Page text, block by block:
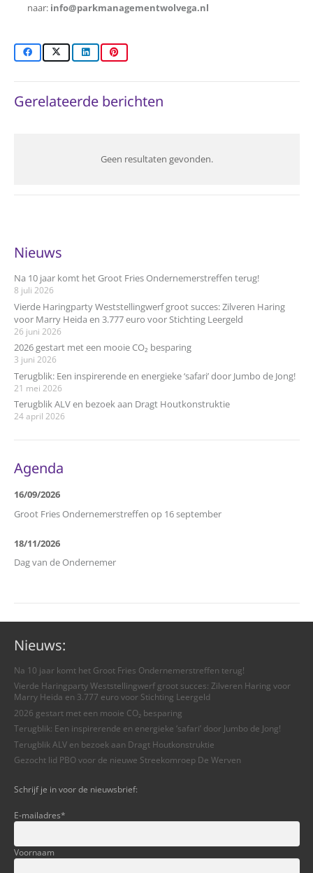
naar: info@parkmanagementwolvega.nl
Gerelateerde berichten
Geen resultaten gevonden.
Nieuws
Na 10 jaar komt het Groot Fries Ondernemerstreffen terug!
8 juli 2026
Vierde Haringparty Weststellingwerf groot succes: Zilveren Haring
voor Marry Heida en 3.777 euro voor Stichting Leergeld
26 juni 2026
2026 gestart met een mooie CO₂ besparing
3 juni 2026
Terugblik: Een inspirerende en energieke ‘safari’ door Jumbo de Jong!
21 mei 2026
Terugblik ALV en bezoek aan Dragt Houtkonstruktie
24 april 2026
Agenda
16/09/2026
Groot Fries Ondernemerstreffen op 16 september
18/11/2026
Dag van de Ondernemer
Nieuws:
Na 10 jaar komt het Groot Fries Ondernemerstreffen terug!
Vierde Haringparty Weststellingwerf groot succes: Zilveren Haring voor
Marry Heida en 3.777 euro voor Stichting Leergeld
2026 gestart met een mooie CO₂ besparing
Terugblik: Een inspirerende en energieke ‘safari’ door Jumbo de Jong!
Terugblik ALV en bezoek aan Dragt Houtkonstruktie
Gezocht lid PBO voor de nieuwe Streekomroep De Werven
Schrijf je in voor de nieuwsbrief:
E-mailadres*
Voornaam